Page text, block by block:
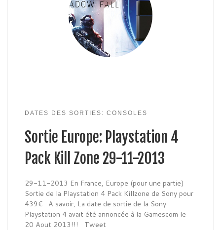
DATES DES SORTIES: CONSOLES
Sortie Europe: Playstation 4
Pack Kill Zone 29-11-2013
29-11-2013 En France, Europe (pour une partie)
Sortie de la Playstation 4 Pack Killzone de Sony pour
439€ A savoir, La date de sortie de la Sony
Playstation 4 avait été annoncée à la Gamescom le
20 Aout 2013!!! Tweet